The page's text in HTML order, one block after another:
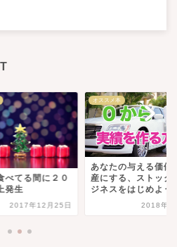
べてる間に２０
発生
2017年12月25日
オススメ本
あなたの与える価値
産にする、ストック
ジネスをはじめよう
2018年4